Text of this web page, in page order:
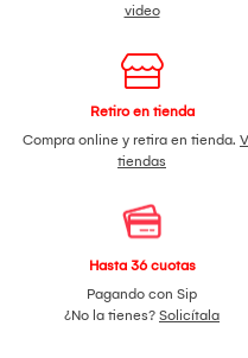
video
Retiro en tienda
Compra online y retira en tienda.
tiendas
Hasta 36 cuotas
Pagando con Sip
¿No la tienes? Solicítala